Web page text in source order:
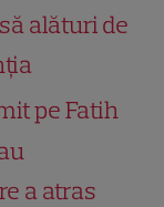
alături de
pe Fatih
a atras